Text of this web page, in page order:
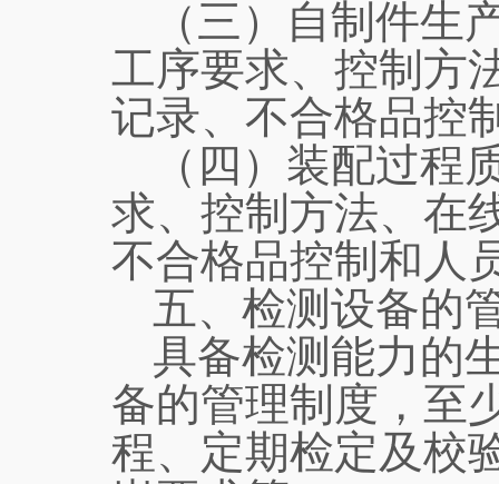
（三）自制件
工序要求、控制方
记录、不合格品控
（四）装配过
求、控制方法、在
不合格品控制和人
五、检测设备的
具备检测能力的
备的管理制度，至
程、定期检定及校